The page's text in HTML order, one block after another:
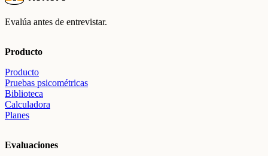
Evalúa antes de entrevistar.
Producto
Producto
Pruebas psicométricas
Biblioteca
Calculadora
Planes
Evaluaciones